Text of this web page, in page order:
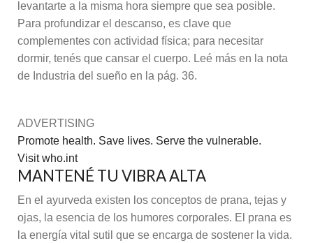
levantarte a la misma hora siempre que sea posible.
Para profundizar el descanso, es clave que
complementes con actividad física; para necesitar
dormir, tenés que cansar el cuerpo. Leé más en la nota
de Industria del sueño en la pág. 36.
ADVERTISING
Promote health. Save lives. Serve the vulnerable.
Visit who.int
MANTENÉ TU VIBRA ALTA
En el ayurveda existen los conceptos de prana, tejas y
ojas, la esencia de los humores corporales. El prana es
la energía vital sutil que se encarga de sostener la vida.